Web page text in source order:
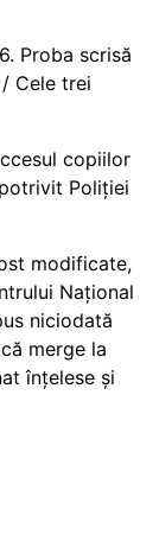
Proba scrisă
Cele trei
copiilor
Poliției
modificate,
Național
niciodată
merge la
înțelese și